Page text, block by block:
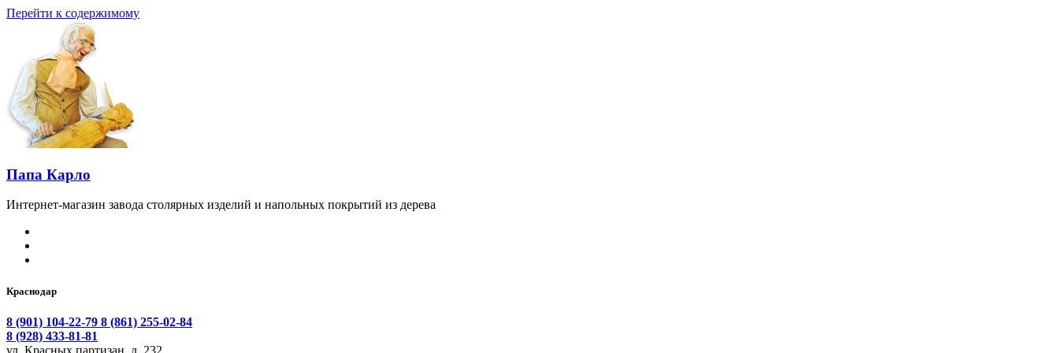
Перейти к содержимому
Папа Карло
Интернет-магазин завода столярных изделий и напольных покрытий из дерева
Краснодар
8 (901) 104-22-79 8 (861) 255-02-84
8 (928) 433-81-81
ул. Красных партизан, д. 232